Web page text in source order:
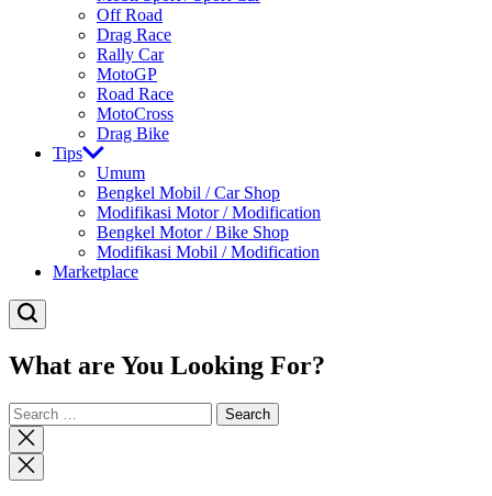
Off Road
Drag Race
Rally Car
MotoGP
Road Race
MotoCross
Drag Bike
Tips
Umum
Bengkel Mobil / Car Shop
Modifikasi Motor / Modification
Bengkel Motor / Bike Shop
Modifikasi Mobil / Modification
Marketplace
What are You Looking For?
Search
for:
Close
search